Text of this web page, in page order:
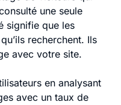
une seule
signifie que les
recherchent. Ils
avec votre site.
en analysant
avec un taux de